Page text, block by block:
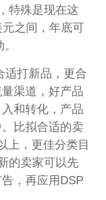
特殊是现在这
之间，年底可
适打新品，更合
渠道，好产品
和转化，产品
比拟合适的卖
上，更佳分类目
的卖家可以先
，再应用DSP